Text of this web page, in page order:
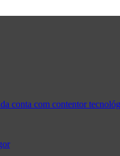
conta com contentor